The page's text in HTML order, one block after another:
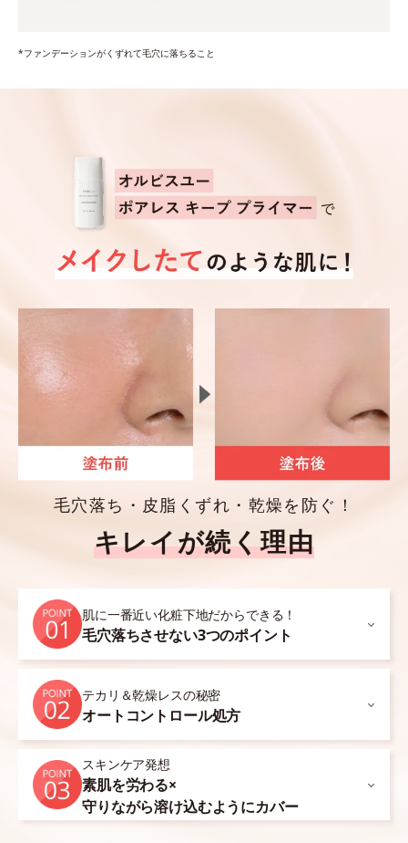
*ファンデーションがくずれて毛穴に落ちること
毛穴落ち・皮脂くずれ・乾燥を防ぐ！
キレイが続く理由
肌に一番近い化粧下地だからできる！
毛穴落ちさせない3つのポイント
テカリ＆乾燥レスの秘密
オートコントロール処方
スキンケア発想
素肌を労わる×
守りながら溶け込むようにカバー